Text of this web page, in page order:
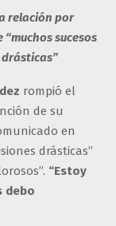
relación por
sucesos
rompió el
de su
en
drásticas”
“Estoy
debo